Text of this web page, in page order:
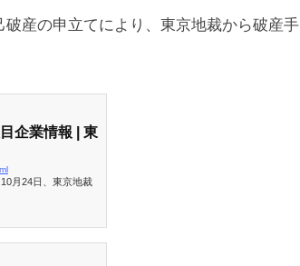
産の申立てにより、東京地裁から破産手
企業情報 | 東
月24日、東京地裁